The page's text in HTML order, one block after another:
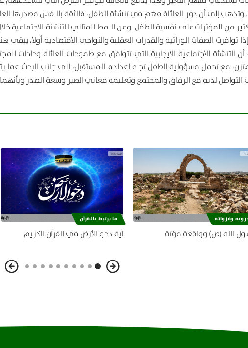
إلى أن دور العائلة مهم في تنشئة الطفل، فالثقة بالنفس مصدرها
من المؤثرات على نفسية الطفل. وعن النمط المثالي للتنشئة الاجتماعية
الصفات الوراثية والقدرات العقلية والنواحي الاقتصادية أولا،
التنشئة الاجتماعية الايجابية التي تتوافق مع طموحات العائلة وحاجات
مع تحمل مسؤولية الطفل تجاه إعداده للمستقبل، إلى جانب البحث عما
التواصل لديه مع الرفاق والمجتمع وتعليمه معاني الصبر وسعة الصدر وبأنهما
وغزواته
الله (ص) وواقعة مؤتة
ما يرتبط بالقرآن
آية دحو الأرض في القرآن الكريم